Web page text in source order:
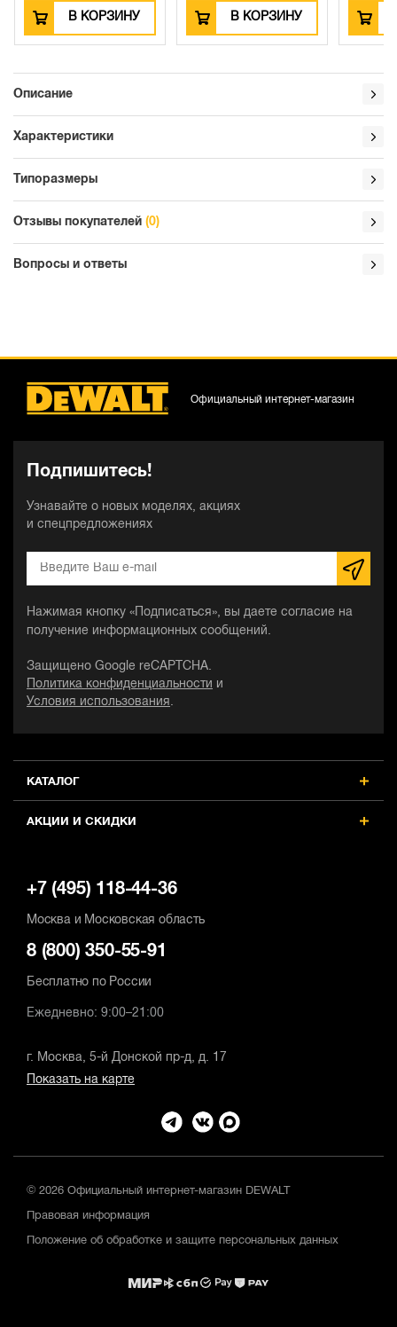
В КОРЗИНУ В КОРЗИНУ
Описание
Характеристики
Типоразмеры
Отзывы покупателей (0)
Вопросы и ответы
КАТАЛОГ
АКЦИИ И СКИДКИ
Подпишитесь!
Узнавайте о новых моделях, акциях
и спецпредложениях
Нажимая кнопку «Подписаться», вы даете согласие на
получение информационных сообщений.
Защищено Google reCAPTCHA.
Политика конфиденциальности
и
Условия использования .
Официальный интернет-магазин
+7 (495) 118-44-36
Москва и Московская область
8 (800) 350-55-91
Бесплатно по России
Ежедневно: 9:00–21:00
г. Москва, 5-й Донской пр-д, д. 17
Показать на карте
© 2026 Официальный интернет-магазин DEWALT
Правовая информация
Положение об обработке и защите персональных данных